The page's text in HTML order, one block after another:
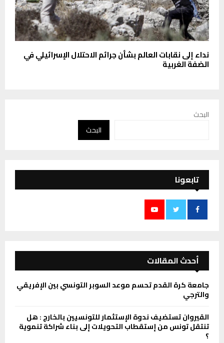
نداء إلى نقابات العالم بشأن جرائم الاحتلال الإسرائيلي في
الضفة الغربية
البحث
البحث
تابعونا
أحدث المقالات
جامعة كرة القدم تحسم موعد السوبر التونسي بين الإفريقي
والترجي
القيروان تستضيف ندوة الإستثمار للتونسيين بالخارج : هل
تنتقل تونس من إستقطاب التحويلات إلى بناء شراكة تنموية
؟